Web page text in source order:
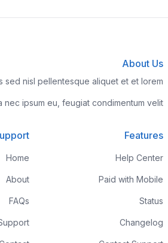
About Us
sed nisl pellentesque aliquet et et lorem.
nec ipsum eu, feugiat condimentum velit.
Features
Help Center
Paid with Mobile
Status
Changelog
Home
About
FAQs